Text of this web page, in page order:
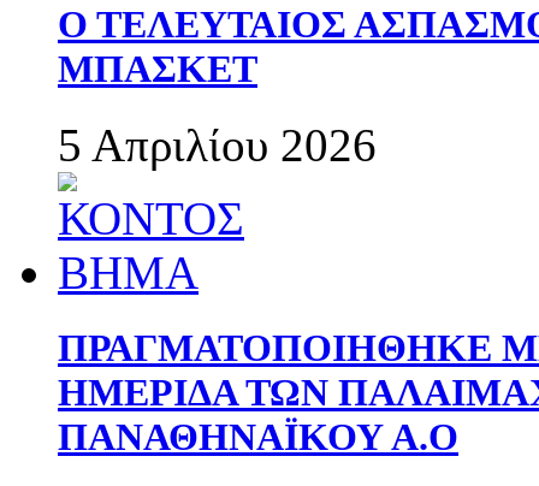
Ο ΤΕΛΕΥΤΑΙΟΣ
ΜΠΑΣΚΕΤ
5 Απριλίου 2026
ΠΡΑΓΜΑΤΟΠΟΙΗΘΗΚΕ
ΗΜΕΡΙΔΑ ΤΩΝ
ΠΑΝΑΘΗΝΑΪΚΟΥ Α.Ο